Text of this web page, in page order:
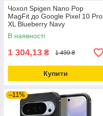
Чохол Spigen Nano Pop
MagFit до Google Pixel 10 Pro
XL Blueberry Navy
(ACS09734)
В наявності
1 304,13 ₴ 1 499 ₴
Купити
–11%